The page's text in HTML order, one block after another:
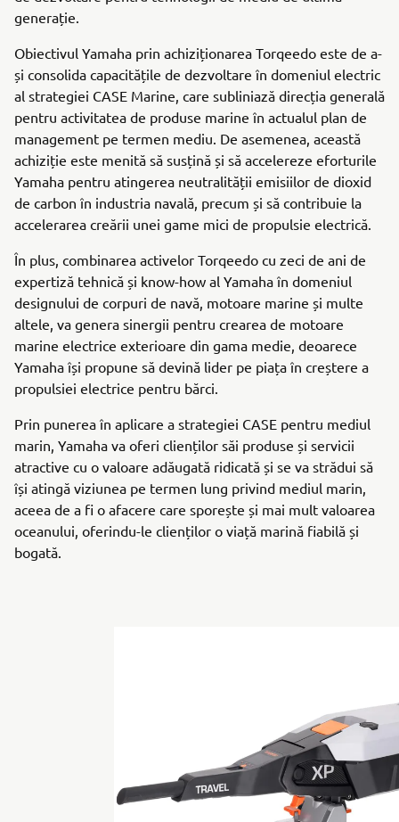
generație.
Obiectivul Yamaha prin achiziționarea Torqeedo este de a-
și consolida capacitățile de dezvoltare în domeniul electric
al strategiei CASE Marine, care subliniază direcția generală
pentru activitatea de produse marine în actualul plan de
management pe termen mediu. De asemenea, această
achiziție este menită să susțină și să accelereze eforturile
Yamaha pentru atingerea neutralității emisiilor de dioxid
de carbon în industria navală, precum și să contribuie la
accelerarea creării unei game mici de propulsie electrică.
În plus, combinarea activelor Torqeedo cu zeci de ani de
expertiză tehnică și know-how al Yamaha în domeniul
designului de corpuri de navă, motoare marine și multe
altele, va genera sinergii pentru crearea de motoare
marine electrice exterioare din gama medie, deoarece
Yamaha își propune să devină lider pe piața în creștere a
propulsiei electrice pentru bărci.
Prin punerea în aplicare a strategiei CASE pentru mediul
marin, Yamaha va oferi clienților săi produse și servicii
atractive cu o valoare adăugată ridicată și se va strădui să
își atingă viziunea pe termen lung privind mediul marin,
aceea de a fi o afacere care sporește și mai mult valoarea
oceanului, oferindu-le clienților o viață marină fiabilă și
bogată.